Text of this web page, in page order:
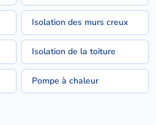
Isolation des murs creux
Isolation de la toiture
Pompe à chaleur